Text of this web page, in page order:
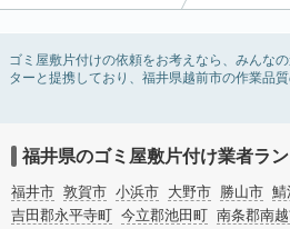
ゴミ屋敷片付けの依頼をお考えなら、みんな
ターと提携しており、福井県越前市の作業品
しています。汚部屋の片付けに伴う不用品の
条件を利用し検索してみましょう。ゴミ屋敷
掃除するのが難しい、認知症やセルフネグレ
レスなど様々な原因があります。
またお役立ち情報も豊富なので、部屋を埋め
方法についてもチェックしてみてください。
福井県のゴミ屋敷片付け業者ラ
福井市 敦賀市 小浜市 大野市 勝山市 鯖
吉田郡永平寺町 今立郡池田町 南条郡南